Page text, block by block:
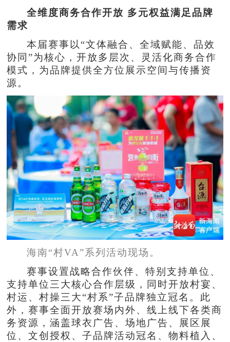
全维度商务合作开放 多元权益满足品牌
需求
本届赛事以“文体融合、全域赋能、品效
协同”为核心，开放多层次、灵活化商务合作
模式，为品牌提供全方位展示空间与传播资
源。
海南“村VA”系列活动现场。
赛事设置战略合作伙伴、特别支持单位、
支持单位三大核心合作层级，同时开放村宴、
村运、村操三大“村系”子品牌独立冠名。此
外，赛事全面开放赛场内外、线上线下各类商
务资源，涵盖球衣广告、场地广告、展区展
位、文创授权、子品牌活动冠名、物料植入、